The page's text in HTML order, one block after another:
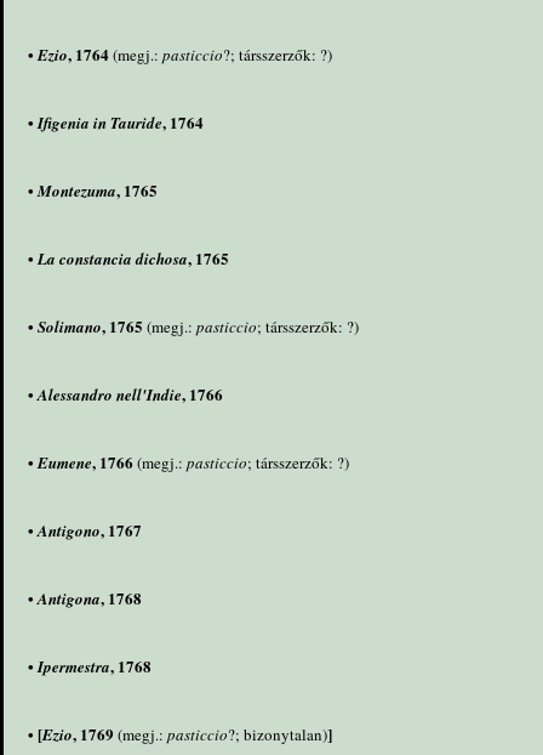
•Ezio, 1764(megj.: pasticcio?; társszerzők: ?)
•Ifigenia in Tauride, 1764
•Montezuma, 1765
•La constancia dichosa, 1765
• Solimano, 1765 (megj.: pasticcio; társszerzők: ?)
•Alessandro nell'Indie, 1766
•Eumene, 1766 (megj.: pasticcio; társszerzők: ?)
•Antigono, 1767
•Antigona, 1768
•Ipermestra, 1768
• [Ezio, 1769 (megj.: pasticcio?; bizonytalan)]